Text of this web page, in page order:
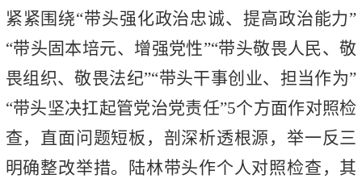
紧紧围绕“带头强化政治忠诚、提高政治能力”
“带头固本培元、增强党性”“带头敬畏人民、敬
畏组织、敬畏法纪”“带头干事创业、担当作为”
“带头坚决扛起管党治党责任”5个方面作对照检
查，直面问题短板，剖深析透根源，举一反三
明确整改举措。陆林带头作个人对照检查，其